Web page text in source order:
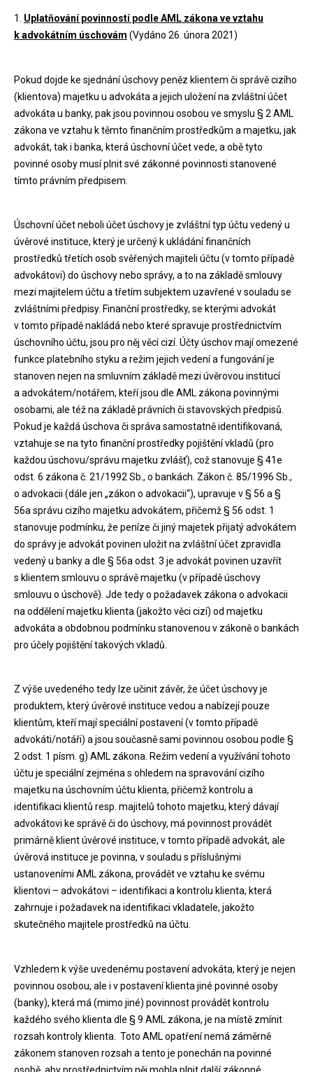
1. Uplatňování povinností podle AML zákona ve vztahu
k advokátním úschovám (Vydáno 26. února 2021)
Pokud dojde ke sjednání úschovy peněz klientem či správě cizího
(klientova) majetku u advokáta a jejich uložení na zvláštní účet
advokáta u banky, pak jsou povinnou osobou ve smyslu § 2 AML
zákona ve vztahu k těmto finančním prostředkům a majetku, jak
advokát, tak i banka, která úschovní účet vede, a obě tyto
povinné osoby musí plnit své zákonné povinnosti stanovené
tímto právním předpisem.
Úschovní účet neboli účet úschovy je zvláštní typ účtu vedený u
úvěrové instituce, který je určený k ukládání finančních
prostředků třetích osob svěřených majiteli účtu (v tomto případě
advokátovi) do úschovy nebo správy, a to na základě smlouvy
mezi majitelem účtu a třetím subjektem uzavřené v souladu se
zvláštními předpisy. Finanční prostředky, se kterými advokát
v tomto případě nakládá nebo které spravuje prostřednictvím
úschovního účtu, jsou pro něj věcí cizí. Účty úschov mají omezené
funkce platebního styku a režim jejich vedení a fungování je
stanoven nejen na smluvním základě mezi úvěrovou institucí
a advokátem/notářem, kteří jsou dle AML zákona povinnými
osobami, ale též na základě právních či stavovských předpisů.
Pokud je každá úschova či správa samostatně identifikovaná,
vztahuje se na tyto finanční prostředky pojištění vkladů (pro
každou úschovu/správu majetku zvlášť), což stanovuje § 41e
odst. 6 zákona č. 21/1992 Sb., o bankách. Zákon č. 85/1996 Sb.,
o advokacii (dále jen „zákon o advokacii“), upravuje v § 56 a §
56a správu cizího majetku advokátem, přičemž § 56 odst. 1
stanovuje podmínku, že peníze či jiný majetek přijatý advokátem
do správy je advokát povinen uložit na zvláštní účet zpravidla
vedený u banky a dle § 56a odst. 3 je advokát povinen uzavřít
s klientem smlouvu o správě majetku (v případě úschovy
smlouvu o úschově). Jde tedy o požadavek zákona o advokacii
na oddělení majetku klienta (jakožto věci cizí) od majetku
advokáta a obdobnou podmínku stanovenou v zákoně o bankách
pro účely pojištění takových vkladů.
Z výše uvedeného tedy lze učinit závěr, že účet úschovy je
produktem, který úvěrové instituce vedou a nabízejí pouze
klientům, kteří mají speciální postavení (v tomto případě
advokáti/notáři) a jsou současně sami povinnou osobou podle §
2 odst. 1 písm. g) AML zákona. Režim vedení a využívání tohoto
účtu je speciální zejména s ohledem na spravování cizího
majetku na úschovním účtu klienta, přičemž kontrolu a
identifikaci klientů resp. majitelů tohoto majetku, který dávají
advokátovi ke správě či do úschovy, má povinnost provádět
primárně klient úvěrové instituce, v tomto případě advokát, ale
úvěrová instituce je povinna, v souladu s příslušnými
ustanoveními AML zákona, provádět ve vztahu ke svému
klientovi – advokátovi – identifikaci a kontrolu klienta, která
zahrnuje i požadavek na identifikaci vkladatele, jakožto
skutečného majitele prostředků na účtu.
Vzhledem k výše uvedenému postavení advokáta, který je nejen
povinnou osobou, ale i v postavení klienta jiné povinné osoby
(banky), která má (mimo jiné) povinnost provádět kontrolu
každého svého klienta dle § 9 AML zákona, je na místě zmínit
rozsah kontroly klienta. Toto AML opatření nemá záměrně
zákonem stanoven rozsah a tento je ponechán na povinné
osobě, aby prostřednictvím něj mohla plnit další zákonné